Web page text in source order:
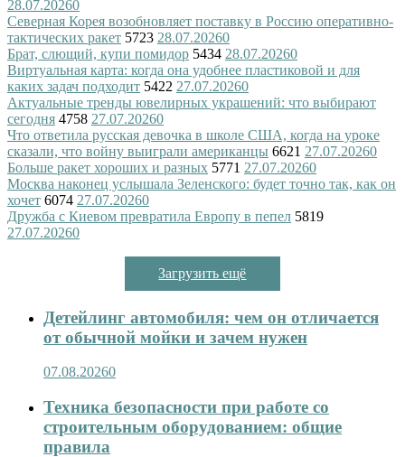
28.07.20260
Северная Корея возобновляет поставку в Россию оперативно-
тактических ракет 5723 28.07.20260
Брат, слющий, купи помидор 5434 28.07.20260
Виртуальная карта: когда она удобнее пластиковой и для
каких задач подходит 5422 27.07.20260
Актуальные тренды ювелирных украшений: что выбирают
сегодня 4758 27.07.20260
Что ответила русская девочка в школе США, когда на уроке
сказали, что войну выиграли американцы 6621 27.07.20260
Больше ракет хороших и разных 5771 27.07.20260
Москва наконец услышала Зеленского: будет точно так, как он
хочет 6074 27.07.20260
Дружба с Киевом превратила Европу в пепел 5819
27.07.20260
Загрузить ещё
Детейлинг автомобиля: чем он отличается
от обычной мойки и зачем нужен
07.08.20260
Техника безопасности при работе со
строительным оборудованием: общие
правила